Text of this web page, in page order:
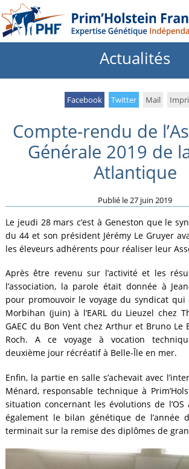
Actualités
Facebook Twitter Mail
Compte-rendu de
Générale 2019 de
Atlantique
Publié le27 juin 2019
Le jeudi 28 mars c’est à Geneston que le
du 44 et son président Jérémy Le Gruyer
les éleveurs adhérents pour réaliser leur
Après être revenu sur l’activité et les
l’association, la parole était donnée à
pour promouvoir le voyage du syndicat
Morbihan (juin) à l’EARL du Lieuzel chez
GAEC du Bon Vent chez Arthur et Bruno Le
Roch. A ce voyage à vocation
deuxième jour récréatif à Belle-Île en mer.
Enfin, la partie en salle s’achevait avec
Ménard, responsable technique à
situation concernant les évolutions de
également le bilan génétique de l’année
terminait sur la remise des diplômes de